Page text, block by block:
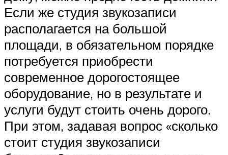
Если же студия звукозаписи
располагается на большой
площади, в обязательном порядке
потребуется приобрести
современное дорогостоящее
оборудование, но в результате и
услуги будут стоить очень дорого.
При этом, задавая вопрос «сколько
стоит студия звукозаписи